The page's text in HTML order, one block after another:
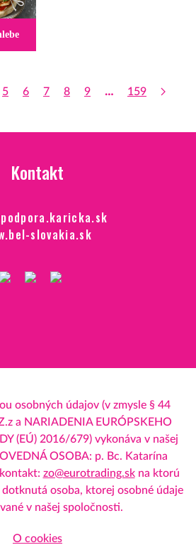
5 6 7 8 9 … 159
Kontakt
slovakia.sk
osobných údajov (v zmysle § 44
a NARIADENIA EURÓPSKEHO
(EÚ) 2016/679) vykonáva v našej
OSOBA: p. Bc. Katarína
zo@eurotrading.skna ktorú
osoba, ktorej osobné údaje
v našej spoločnosti.
O cookies